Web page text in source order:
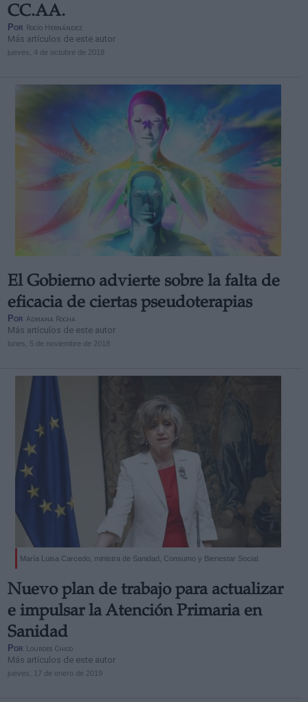
CC.AA.
Por Rocío Hernández
Más artículos de este autor
jueves, 4 de octubre de 2018
El Gobierno advierte sobre la falta de
eficacia de ciertas pseudoterapias
Por Adriana Rocha
Más artículos de este autor
lunes, 5 de noviembre de 2018
María Luisa Carcedo, ministra de Sanidad, Consumo y Bienestar Social.
Nuevo plan de trabajo para actualizar
e impulsar la Atención Primaria en
Sanidad
Por Lourdes Chico
Más artículos de este autor
jueves, 17 de enero de 2019
Información adicional
link